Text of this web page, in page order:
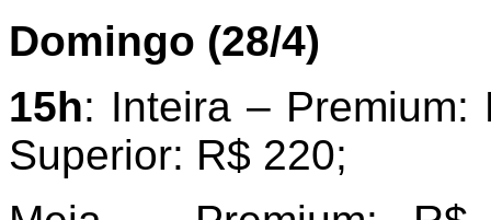
Domingo (28/4)
15h: Inteira –
Superior: R$ 220;